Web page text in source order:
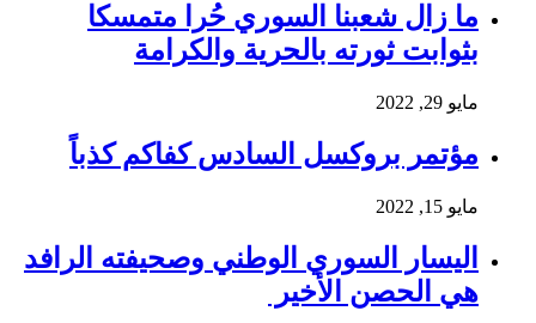
ما زال شعبنا السوري حُرا متمسكا
بثوابت ثورته بالحرية والكرامة
مايو 29, 2022
مؤتمر بروكسل السادس كفاكم كذباً
مايو 15, 2022
اليسار السوري الوطني وصحيفته الرافد
هي الحصن الأخير